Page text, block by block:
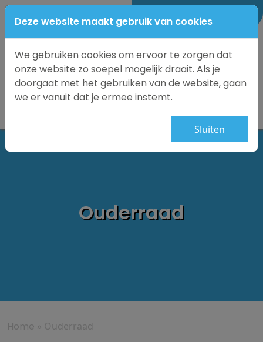
0184-69 1875
Ouderraad
Home » Ouderraad
Deze website maakt gebruik van cookies
We gebruiken cookies om ervoor te zorgen dat
onze website zo soepel mogelijk draait. Als je
doorgaat met het gebruiken van de website, gaan
we er vanuit dat je ermee instemt.
Sluiten